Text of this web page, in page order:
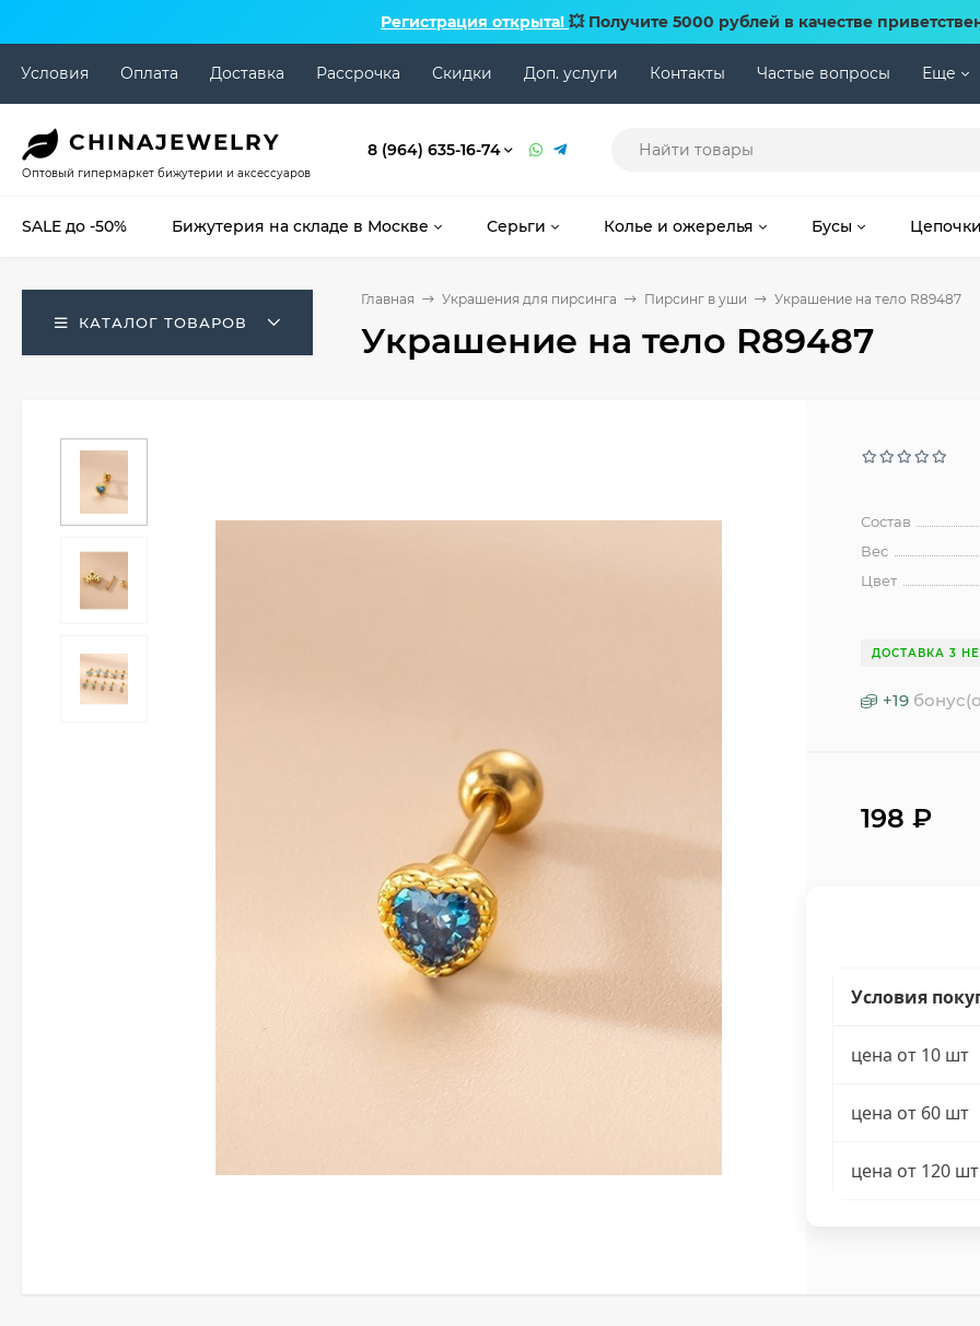
Регистрация открыта! 💥 Получите 5000 рублей в качестве
Условия Оплата Доставка Рассрочка Скидки Доп. услуги Контакты Частые вопросы Еще
CHINAJEWELRY
Оптовый гипермаркет бижутерии и аксессуаров
8 (964) 635-16-74
SALE до -50% Бижутерия на складе в Москве Серьги Колье и ожерелья Бусы Цепочки
КАТАЛОГ ТОВАРОВ
Главная Украшения для пирсинга Пирсинг в уши Украшение на тело R89487
Украшение на тело R89487
Состав
Вес
Цвет
ДОСТАВКА 3
+19
198₽
Условия
цена от 10 шт
цена от 60 шт
цена от 120 шт